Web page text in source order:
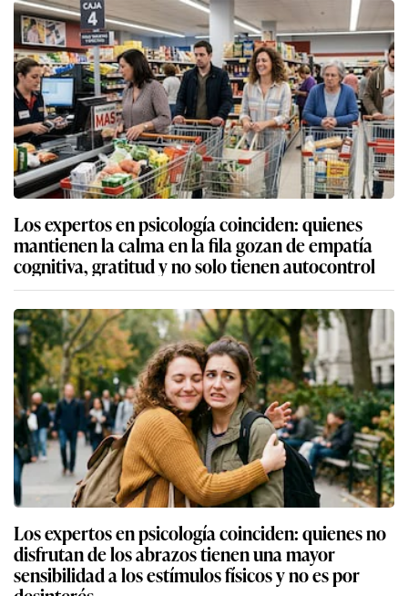
Los expertos en psicología coinciden: quienes
mantienen la calma en la fila gozan de empatía
cognitiva, gratitud y no solo tienen autocontrol
Los expertos en psicología coinciden: quienes no
disfrutan de los abrazos tienen una mayor
sensibilidad a los estímulos físicos y no es por